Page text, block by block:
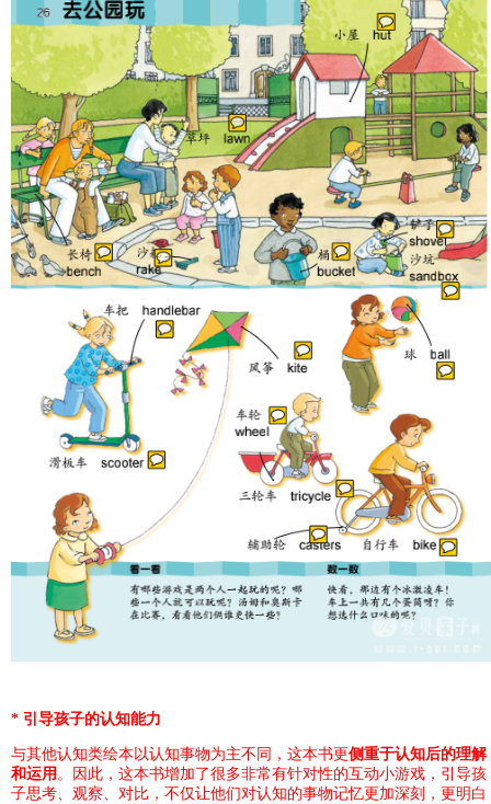
* 引导孩子的认知能力
与其他认知类绘本以认知事物为主不同，这本书更侧重于认知后的理解
和运用 。因此，这本书增加了很多非常有针对性的互动小游戏，引导孩
子思考、观察、对比，不仅让他们对认知的事物记忆更加深刻，更明白